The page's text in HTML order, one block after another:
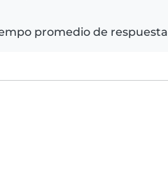
promedio de respuesta